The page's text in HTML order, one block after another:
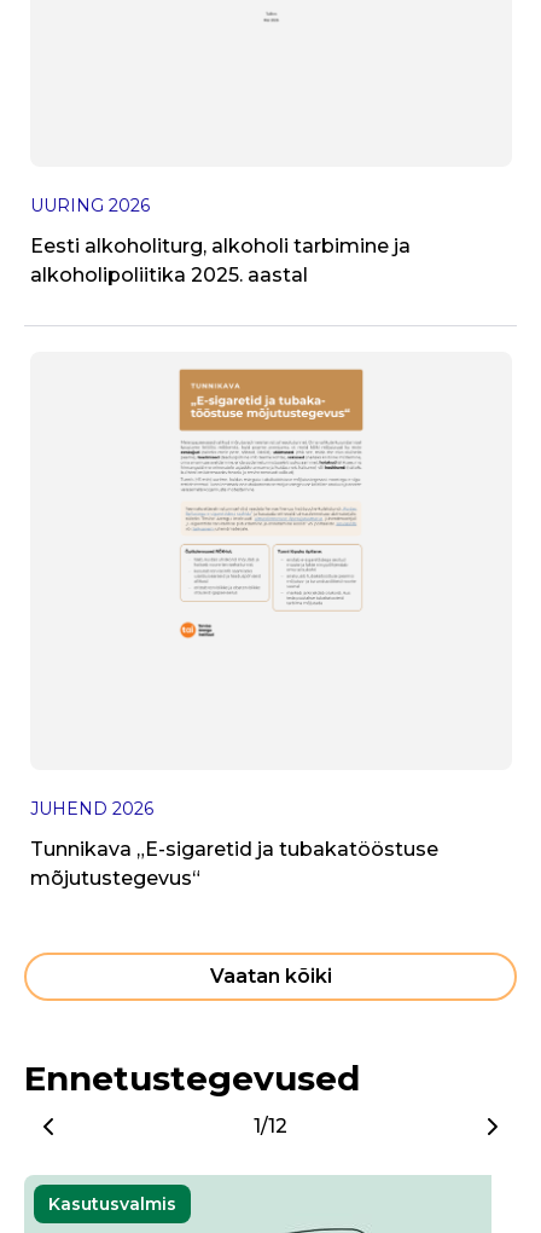
UURING 2026
Eesti alkoholiturg, alkoholi tarbimine ja
alkoholipoliitika 2025. aastal
JUHEND 2026
Tunnikava „E-sigaretid ja tubakatööstuse
mõjutustegevus“
Vaatan kõiki
Ennetustegevused
1/12
Kasutusvalmis